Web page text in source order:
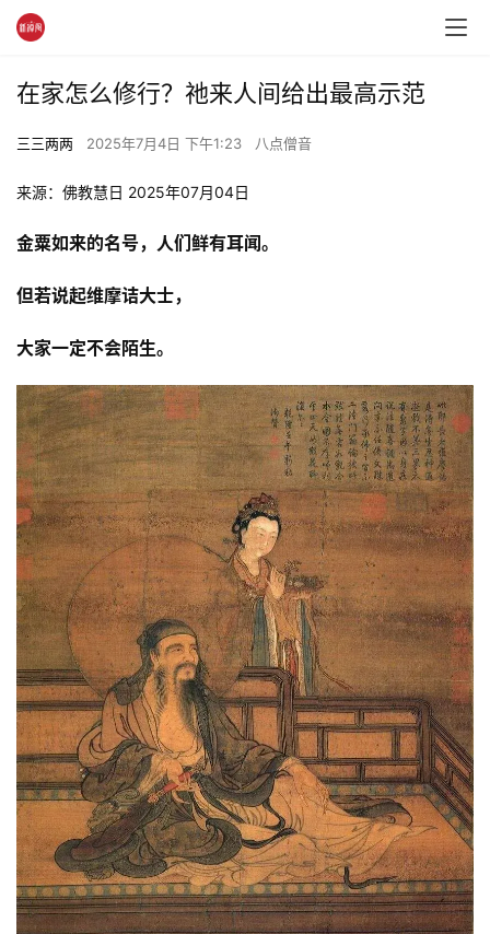
在家怎么修行？祂来人间给出最高示范
三三两两 2025年7月4日 下午1:23 八点僧音
来源：佛教慧日 2025年07月04日
金粟如来的名号，人们鲜有耳闻。
但若说起维摩诘大士，
大家一定不会陌生。